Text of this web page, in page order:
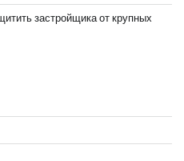
застройщика от крупных